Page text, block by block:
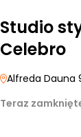
Studio
Celebro
Alfreda Dauna
Teraz